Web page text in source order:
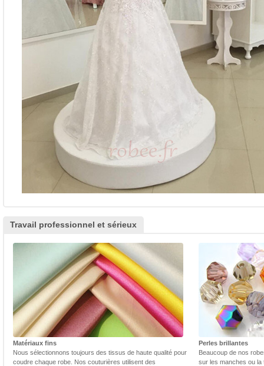
Travail professionnel et sérieux
Matériaux fins
Nous sélectionnons toujours des tissus de haute qualité pour
coudre chaque robe. Nos couturières utilisent des
Perles brillantes
Beaucoup de nos
sur les manches ou la